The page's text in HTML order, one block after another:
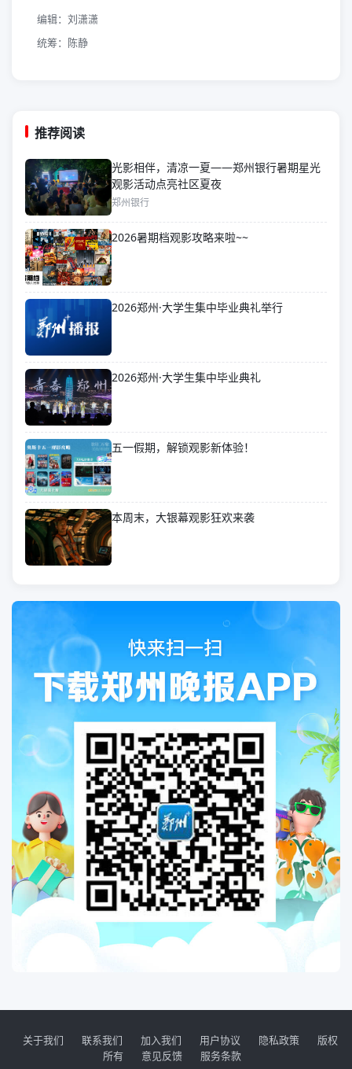
编辑：刘潇潇
统筹：陈静
推荐阅读
光影相伴，清凉一夏——郑州银行暑期星光
观影活动点亮社区夏夜
郑州银行
2026暑期档观影攻略来啦~~
2026郑州·大学生集中毕业典礼举行
2026郑州·大学生集中毕业典礼
五一假期，解锁观影新体验！
本周末，大银幕观影狂欢来袭
关于我们 联系我们 加入我们 用户协议 隐私政策
版权
所有
意见反馈
服务条款